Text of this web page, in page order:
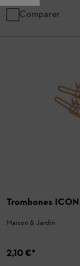
Comparer
Trombones ICON
Maison & Jardin
2,10 €*